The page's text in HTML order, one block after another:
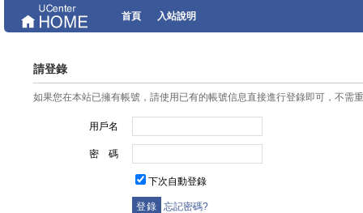
首頁 入站說明
請登錄
如果您在本站已擁有帳號，請使用已有的帳號信息直接進行登錄即可，不需
用戶名
密 碼
下次自動登錄
忘記密碼?